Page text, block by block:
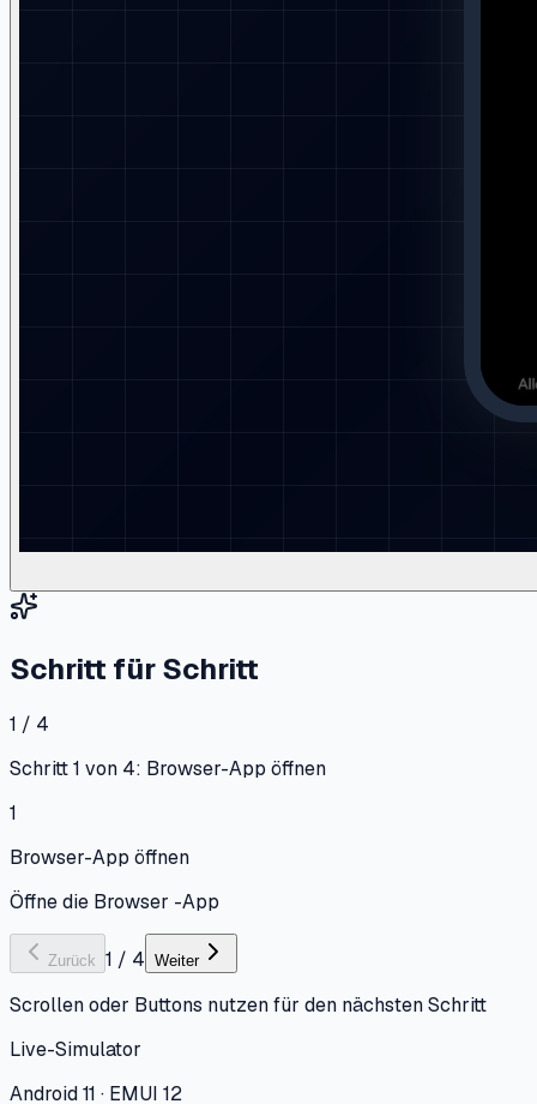
Schritt für Schritt
1 / 4
Schritt 1 von 4: Browser-App öffnen
1
Browser-App öffnen
Öffne die Browser -App
Zurück 1 / 4 Weiter
Scrollen oder Buttons nutzen für den nächsten Schritt
Live-Simulator
Android 11 · EMUI 12